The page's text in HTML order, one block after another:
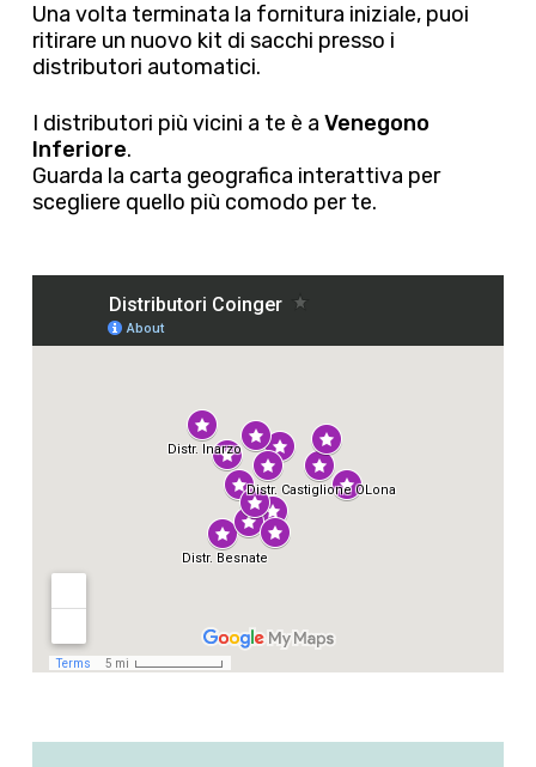
Una volta terminata la fornitura iniziale, puoi
ritirare un nuovo kit di sacchi presso i
distributori automatici.
I distributori più vicini a te è a Venegono
Inferiore.
Guarda la carta geografica interattiva per
scegliere quello più comodo per te.